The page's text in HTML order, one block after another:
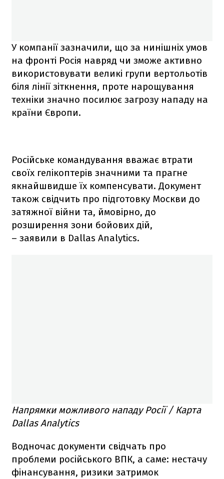
У компанії зазначили, що за нинішніх умов
на фронті Росія навряд чи зможе активно
використовувати великі групи вертольотів
біля лінії зіткнення, проте нарощування
техніки значно посилює загрозу нападу на
країни Європи.
Російське командування вважає втрати
своїх гелікоптерів значними та прагне
якнайшвидше їх компенсувати. Документ
також свідчить про підготовку Москви до
затяжної війни та, ймовірно, до
розширення зони бойових дій,
– заявили в Dallas Analytics.
Напрямки можливого нападу Росії / Карта
Dallas Analytics
Водночас документи свідчать про
проблеми російського ВПК, а саме: нестачу
фінансування, ризики затримок